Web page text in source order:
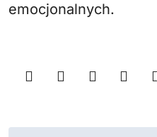
emocjonalnych.